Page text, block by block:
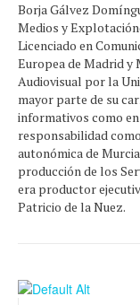
Borja Gálvez
Medios y
Licenciado en
Europea de Madrid y
Audiovisual por la
mayor parte de su
informativos como
responsabilidad
autonómica de
producción de los
era productor
Patricio de la Nuez.